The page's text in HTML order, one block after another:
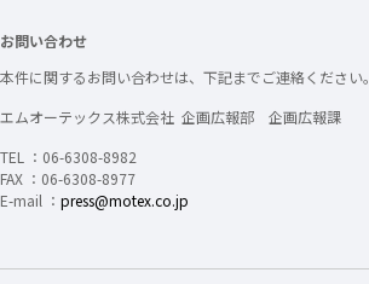
お問い合わせ
本件に関するお問い合わせは、下記までご連絡ください。
エムオーテックス株式会社 企画広報部 企画広報課
TEL ：06-6308-8982
FAX ：06-6308-8977
E-mail ： press@motex.co.jp